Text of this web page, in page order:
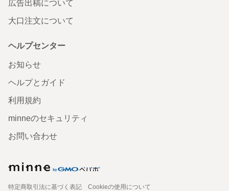
広告出稿について
大口注文について
ヘルプセンター
お知らせ
ヘルプとガイド
利用規約
minneのセキュリティ
お問い合わせ
特定商取引法に基づく表記
Cookieの使用について